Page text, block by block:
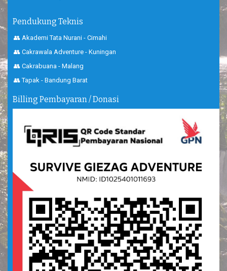
Pendukung Teknis
👥 Akademi Tata Nurani - Cimahi
👥 Cakrawala Adventure - Kuningan
👥 Cakrabuana - Malang
👥 Tapak - Bandung Barat
Billing Pembayaran / Donasi